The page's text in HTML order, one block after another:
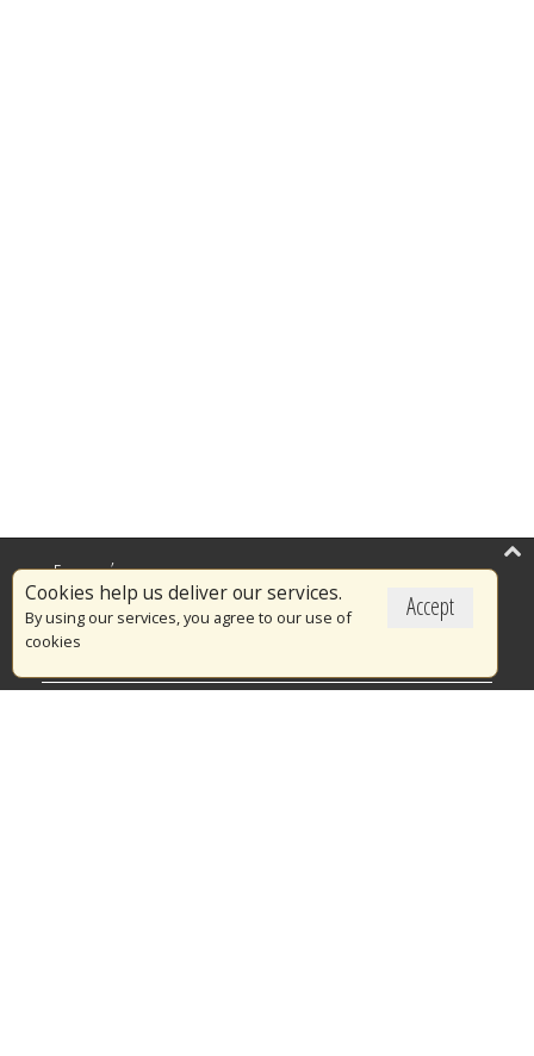
Accept
Cookies help us deliver our services.
By using our services, you agree to our use of
cookies
Επικαιρότητα
Το Πυροσβεστικό Σώμα